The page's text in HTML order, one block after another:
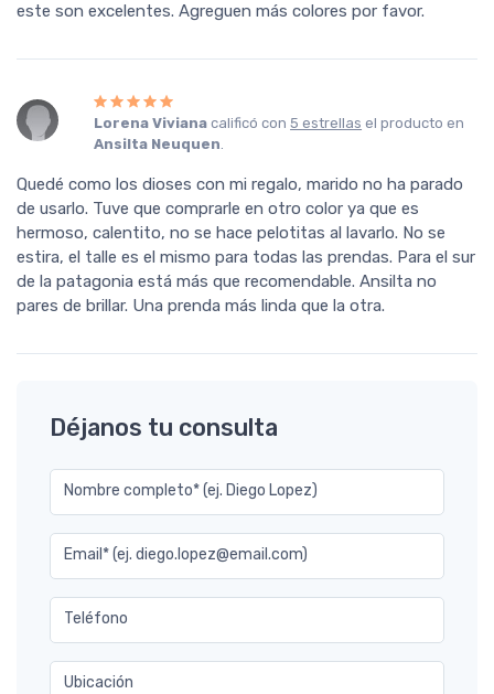
este son excelentes. Agreguen más colores por favor.
Lorena Viviana calificó con5 estrellas el producto en
Ansilta Neuquen.
Quedé como los dioses con mi regalo, marido no ha parado
de usarlo. Tuve que comprarle en otro color ya que es
hermoso, calentito, no se hace pelotitas al lavarlo. No se
estira, el talle es el mismo para todas las prendas. Para el sur
de la patagonia está más que recomendable. Ansilta no
pares de brillar. Una prenda más linda que la otra.
Déjanos tu consulta
Nombre completo* (ej. Diego Lopez)
Email* (ej. diego.lopez@email.com)
Teléfono
Ubicación